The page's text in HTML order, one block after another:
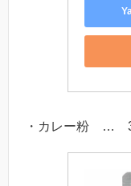
・カレー粉 …